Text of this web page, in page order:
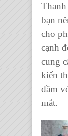
bạn
cho
cạnh
cung
kiến
đầm
mắt.